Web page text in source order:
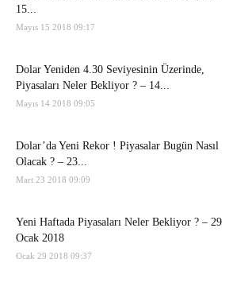
15...
Mayıs 15 2018 09:17
Dolar Yeniden 4.30 Seviyesinin Üzerinde,
Piyasaları Neler Bekliyor ? – 14...
Mayıs 14 2018 09:05
Dolar’da Yeni Rekor ! Piyasalar Bugün Nasıl
Olacak ? – 23...
Mart 23 2018 09:09
Yeni Haftada Piyasaları Neler Bekliyor ? – 29
Ocak 2018
Ocak 29 2018 09:37